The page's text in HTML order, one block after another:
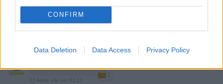
CONFIRM
Data Deletion Data Access Privacy Policy
1
22 Aprile alle ore 01:17